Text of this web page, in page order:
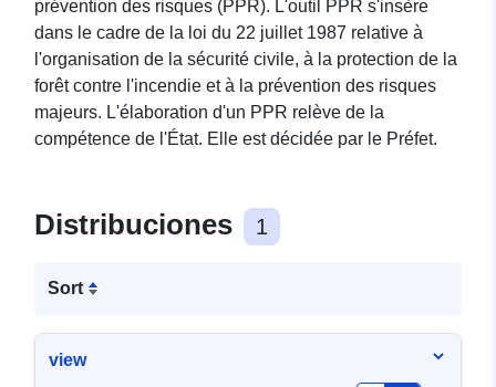
prévention des risques (PPR). L'outil PPR s'insère
dans le cadre de la loi du 22 juillet 1987 relative à
l'organisation de la sécurité civile, à la protection de la
forêt contre l'incendie et à la prévention des risques
majeurs. L'élaboration d'un PPR relève de la
compétence de l'État. Elle est décidée par le Préfet.
Distribuciones 1
Sort
view